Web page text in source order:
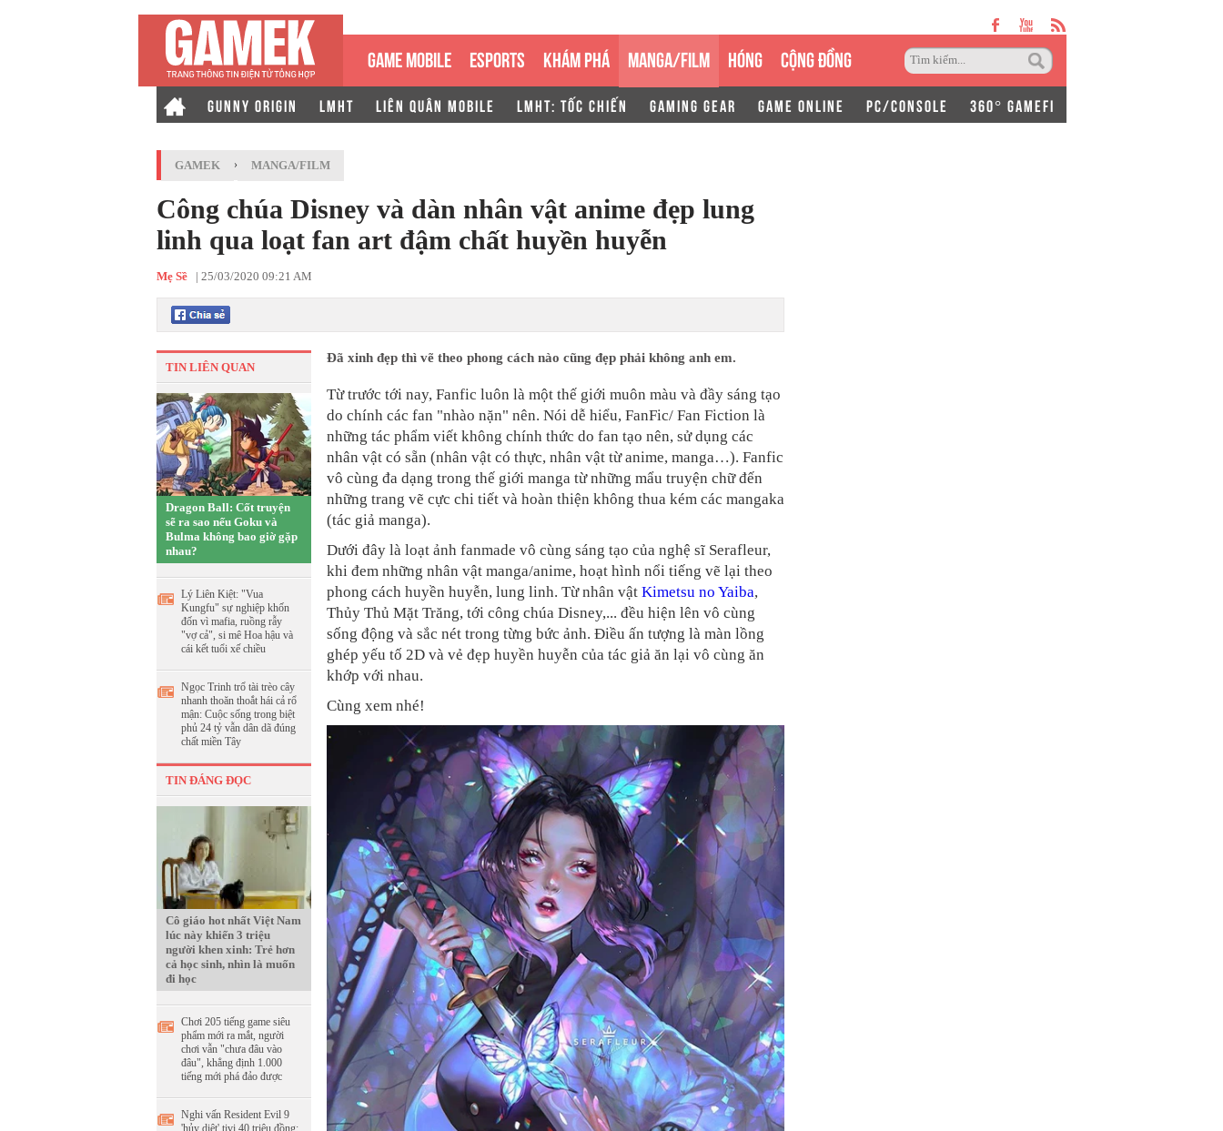
GAME MOBILE ESPORTS KHÁM PHÁ MANGA/FILM HÓNG CỘNG ĐỒNG
GUNNY ORIGIN LMHT LIÊN QUÂN MOBILE LMHT: TỐC CHIẾN GAMING GEAR GAME ONLINE PC/CONSOLE 360° GAMEFI
GAMEK › MANGA/FILM
Công chúa Disney và dàn nhân vật anime đẹp lung
linh qua loạt fan art đậm chất huyền huyễn
Mẹ Sề | 25/03/2020 09:21 AM
TIN LIÊN QUAN
Dragon Ball: Cốt truyện
sẽ ra sao nếu Goku và
Bulma không bao giờ gặp
nhau?
Lý Liên Kiệt: "Vua
Kungfu" sự nghiệp khốn
đốn vì mafia, ruồng rẫy
"vợ cả", si mê Hoa hậu và
cái kết tuổi xế chiều
Ngọc Trinh trổ tài trèo cây
nhanh thoăn thoắt hái cả rổ
mận: Cuộc sống trong biệt
phủ 24 tỷ vẫn dân dã đúng
chất miền Tây
TIN ĐÁNG ĐỌC
Cô giáo hot nhất Việt Nam
lúc này khiến 3 triệu
người khen xinh: Trẻ hơn
cả học sinh, nhìn là muốn
đi học
Chơi 205 tiếng game siêu
phẩm mới ra mắt, người
chơi vẫn "chưa đâu vào
đâu", khẳng định 1.000
tiếng mới phá đảo được
Nghi vấn Resident Evil 9
'hủy diệt' tivi 40 triệu đồng:
Đã xinh đẹp thì vẽ theo phong cách nào cũng đẹp phải không anh em.
Từ trước tới nay, Fanfic luôn là một thế giới muôn màu và đầy sáng tạo
do chính các fan "nhào nặn" nên. Nói dễ hiểu, FanFic/ Fan Fiction là
những tác phẩm viết không chính thức do fan tạo nên, sử dụng các
nhân vật có sẵn (nhân vật có thực, nhân vật từ anime, manga…). Fanfic
vô cùng đa dạng trong thế giới manga từ những mẩu truyện chữ đến
những trang vẽ cực chi tiết và hoàn thiện không thua kém các mangaka
(tác giả manga).
Dưới đây là loạt ảnh fanmade vô cùng sáng tạo của nghệ sĩ Serafleur,
khi đem những nhân vật manga/anime, hoạt hình nổi tiếng vẽ lại theo
phong cách huyền huyễn, lung linh. Từ nhân vật Kimetsu no Yaiba,
Thủy Thủ Mặt Trăng, tới công chúa Disney,... đều hiện lên vô cùng
sống động và sắc nét trong từng bức ảnh. Điều ấn tượng là màn lồng
ghép yếu tố 2D và vẻ đẹp huyền huyễn của tác giả ăn lại vô cùng ăn
khớp với nhau.
Cùng xem nhé!